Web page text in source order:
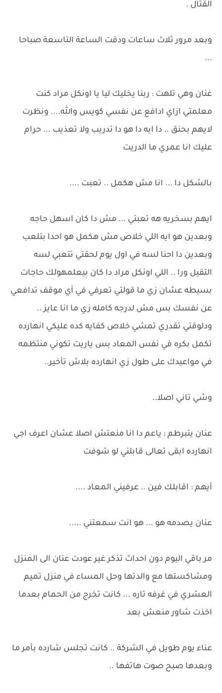
القتال .
وبعد مرور ثلاث ساعات ودقت الساعة التاسعة صباحا
...
غنان وهي تلهت : ربنا يخليك ليا يا اونكل مراد كنت
معلمتي ازاي ادافع عن نفسي كويس والله.... ونظرت
لايهم بحنق .. دا ايه دا هو دا تدريب ولا تعذيب ... حرام
عليك انا عمري ما الدريت
بالشكل دا ... انا مش هكمل .. تعبت ....
ايهم بسخريه هه تعبتي ... مش دا كان اسهل حاجه
وبعدين هو ايه اللي خلاص مش هكمل هو احدا بتلعب
وبعدين دا احنا لسه في اول يوم لحقتي تتعبي لسه
التقيل ورا .. اللي اونكل مراد دا كان بيعلمهولك حاجات
بسيطه عشان زي ما قولتي تعرفي في أي موقف تدافعي
عن نفسك بس مش لدرجه كامله زي ما انا عايز ..
ودلوقتي تقدري تمشي خلاص كفايه كده عليكي انهارده
تكمل بكره في نفس المعاد بس ياريت تكوني منتظمه
في مواعيدك على طول زي انهارده بلاش تأخير..
وشي تاني اصلا..
عنان يتبرطم : ياعم دا انا منعتش اصلا عشان اعرف اجي
انهارده ابقى تعالى قابلني لو شوفت
أيهم : اقابلك فين .. عرفيني المعاد ....
عنان يصدمه هو ... هو انت سمعتني .....
مر باقي اليوم دون احداث تذكر غير عودت عنان الى المنزل
ومشاكستها مع والدتها وحل المساء في منزل تميم
العشري في غرفه تاره ... كانت تخرج من الحمام بعدما
اخذت شاور منعش بعد
عناء يوم طويل في الشركة .. كانت تجلس شارده بأمر ما
وبعدها صبح صوت هاتفها ..